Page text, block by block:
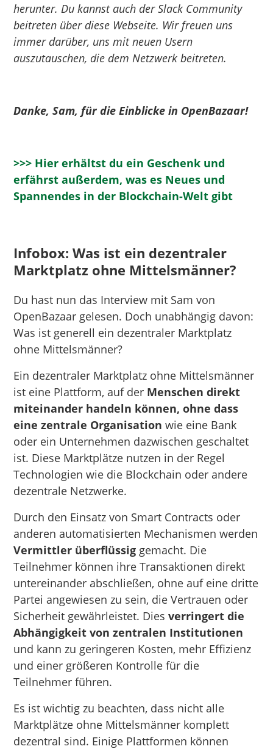
herunter. Du kannst auch der Slack Community
beitreten über diese Webseite. Wir freuen uns
immer darüber, uns mit neuen Usern
auszutauschen, die dem Netzwerk beitreten.
Danke, Sam, für die Einblicke in OpenBazaar!
>>> Hier erhältst du ein Geschenk und
erfährst außerdem, was es Neues und
Spannendes in der Blockchain-Welt gibt
Infobox: Was ist ein dezentraler
Marktplatz ohne Mittelsmänner?
Du hast nun das Interview mit Sam von
OpenBazaar gelesen. Doch unabhängig davon:
Was ist generell ein dezentraler Marktplatz
ohne Mittelsmänner?
Ein dezentraler Marktplatz ohne Mittelsmänner
ist eine Plattform, auf der Menschen direkt
miteinander handeln können, ohne dass
eine zentrale Organisation wie eine Bank
oder ein Unternehmen dazwischen geschaltet
ist. Diese Marktplätze nutzen in der Regel
Technologien wie die Blockchain oder andere
dezentrale Netzwerke.
Durch den Einsatz von Smart Contracts oder
anderen automatisierten Mechanismen werden
Vermittler überflüssig gemacht. Die
Teilnehmer können ihre Transaktionen direkt
untereinander abschließen, ohne auf eine dritte
Partei angewiesen zu sein, die Vertrauen oder
Sicherheit gewährleistet. Diesverringert die
Abhängigkeit von zentralen Institutionen
und kann zu geringeren Kosten, mehr Effizienz
und einer größeren Kontrolle für die
Teilnehmer führen.
Es ist wichtig zu beachten, dass nicht alle
Marktplätze ohne Mittelsmänner komplett
dezentral sind. Einige Plattformen können